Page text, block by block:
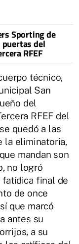
Sporting de
puertas del
RFEF
técnico,
San
del
RFEF del
quedó a las
la eliminatoria,
mandan son
no logró
final de
de once
que marcó
antes su
a su